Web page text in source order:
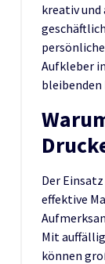
kreativ
Aufkleber
bleibenden
Der
effektive
Mit
können